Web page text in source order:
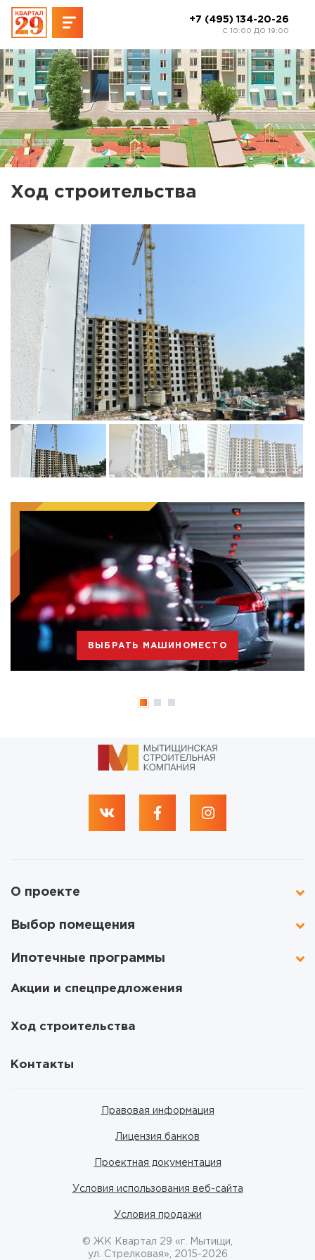
+7 (495) 134-20-26
C 10:00 ДО 19:00
Ход строительства
ВЫБРАТЬ МАШИНОМЕСТО
О проекте
Выбор помещения
Ипотечные программы
Акции и спецпредложения
Ход строительства
Контакты
Правовая информация
Лицензия банков
Проектная документация
Условия использования веб-сайта
Условия продажи
© ЖК Квартал 29 «г. Мытищи,
ул. Стрелковая», 2015-2026